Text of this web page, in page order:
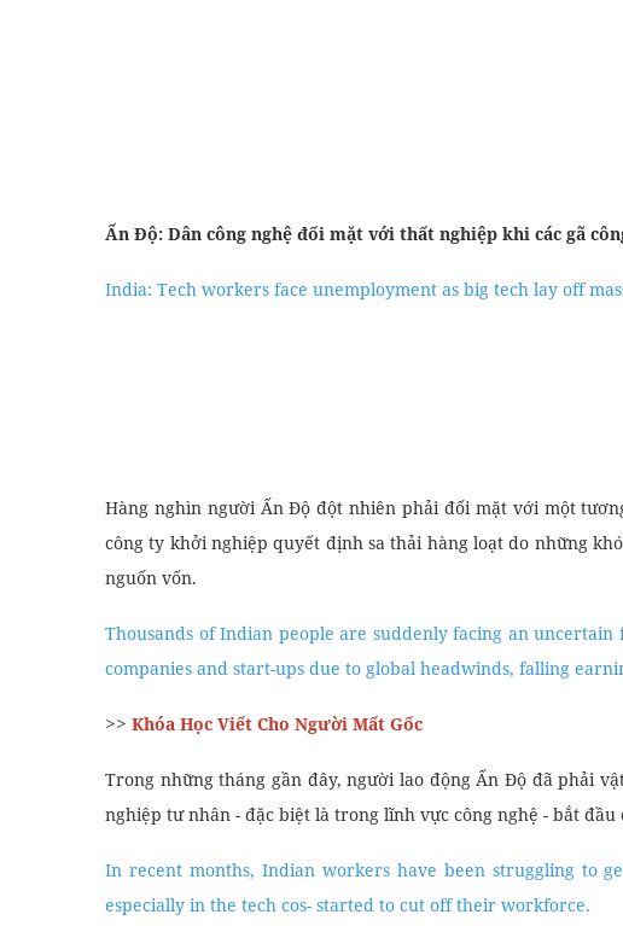
Ấn Độ: Dân công nghệ đối mặt với thất nghiệp khi các gã
India: Tech workers face unemployment as big tech lay off
Hàng nghìn người Ấn Độ đột nhiên phải đối mặt với một
công ty khởi nghiệp quyết định sa thải hàng loạt do những
nguốn vốn.
Thousands of Indian people are suddenly facing an
companies and start-ups due to global headwinds, falling
>> Khóa Học Viết Cho Người Mất Gốc
Trong những tháng gần đây, người lao động Ấn Độ đã phải
nghiệp tư nhân - đặc biệt là trong lĩnh vực công nghệ - bắt đầu
In recent months, Indian workers have been struggling to
especially in the tech cos- started to cut off their workforce.